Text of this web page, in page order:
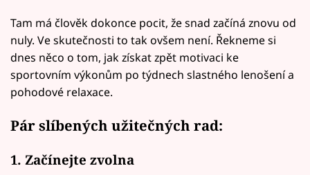
Tam má člověk dokonce pocit, že snad začíná znovu od
nuly. Ve skutečnosti to tak ovšem není. Řekneme si
dnes něco o tom, jak získat zpět motivaci ke
sportovním výkonům po týdnech slastného lenošení a
pohodové relaxace.
Pár slíbených užitečných rad:
1. Začínejte zvolna